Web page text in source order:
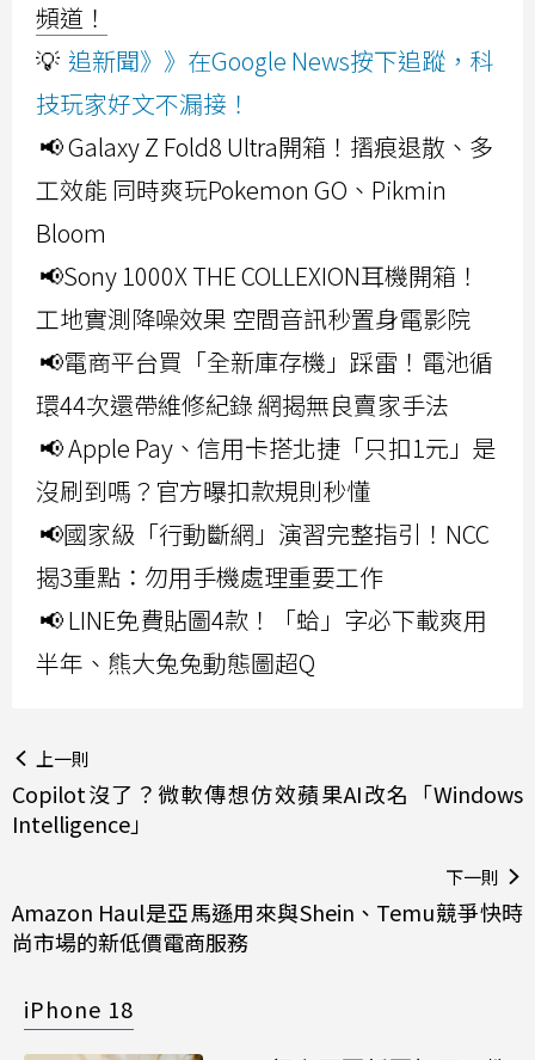
頻道！
💡 追新聞》》在Google News按下追蹤，科
技玩家好文不漏接！
📢 Galaxy Z Fold8 Ultra開箱！摺痕退散、多
工效能 同時爽玩Pokemon GO、Pikmin
Bloom
📢Sony 1000X THE COLLEXION耳機開箱！
工地實測降噪效果 空間音訊秒置身電影院
📢電商平台買「全新庫存機」踩雷！電池循
環44次還帶維修紀錄 網揭無良賣家手法
📢 Apple Pay、信用卡搭北捷「只扣1元」是
沒刷到嗎？官方曝扣款規則秒懂
📢國家級「行動斷網」演習完整指引！NCC
揭3重點：勿用手機處理重要工作
📢 LINE免費貼圖4款！「蛤」字必下載爽用
半年、熊大兔兔動態圖超Q
上一則
Copilot沒了？微軟傳想仿效蘋果AI改名「Windows
Intelligence」
下一則
Amazon Haul是亞馬遜用來與Shein、Temu競爭快時
尚市場的新低價電商服務
iPhone 18